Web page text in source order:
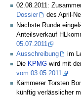
02.08.2011:
Dossier
des April-
Nächste Runde
Anteilsverkauf
05.07.2011
Ausschreibung
im
Die KPMG wird mit
vom 03.05.2011
Kämmerer Torsten
künftig verlässlicher